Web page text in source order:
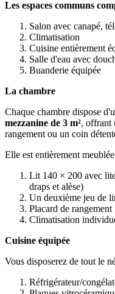
Les espaces communs
Salon avec canapé,
Climatisation
Cuisine entièrement
Salle d'eau avec
Buanderie équipée
La chambre
Chaque chambre dispose
mezzanine de 3 m², offrant
rangement ou un coin
Elle est entièrement
Lit 140 × 200 avec
draps et alèse)
Un deuxième jeu de
Placard de rangement
Climatisation
Cuisine équipée
Vous disposerez de tout le
Réfrigérateur/